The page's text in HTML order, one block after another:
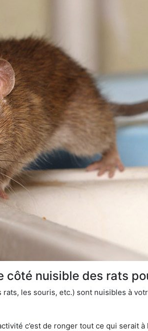
côté nuisible des rats
rats, les souris, etc.) sont nuisibles à
c’est de ronger tout ce qui serait